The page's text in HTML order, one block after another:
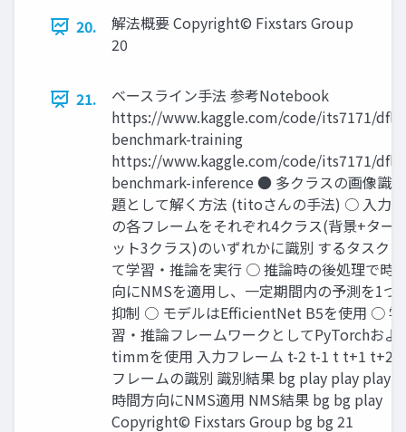
20.
解法概要 Copyright© Fixstars Group
20
21.
ベースライン手法 参考Notebook
https://www.kaggle.com/code/its7171/dfl-
benchmark-training
https://www.kaggle.com/code/its7171/dfl-
benchmark-inference ● 多クラスの画像識
題として解く方法 (titoさんの手法) ○ 入力
の各フレームをそれぞれ4クラス(背景+ター
ット3クラス)のいずれかに識別 するタスク
て学習・推論を実行 ○ 推論時の後処理で時
向にNMSを適用し、一定期間内の予測を1つ
抑制 ○ モデルはEfficientNet B5を使用 ○ 学
習・推論フレームワークとしてPyTorchおよ
timmを使用 入力フレーム t-2 t-1 t t+1 t+2
フレームの識別 識別結果 bg play play play
時間方向にNMS適用 NMS結果 bg bg play
Copyright© Fixstars Group bg bg 21